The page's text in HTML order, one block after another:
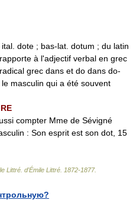
dote ; bas-lat. dotum ; du latin
à l'adjectif verbal en grec
grec dans et do dans do-
masculin qui a été souvent
compter Mme de Sévigné
: Son esprit est son dot, 15
Littré d'Émile Littré 1872-1877.